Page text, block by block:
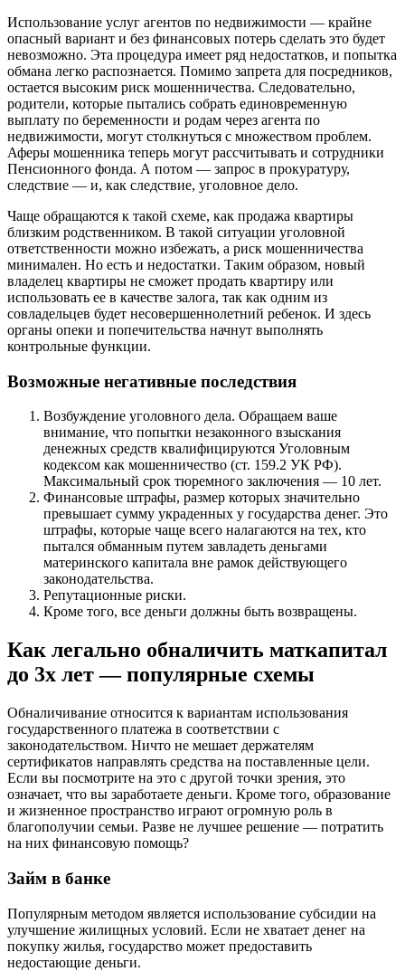
Использование услуг агентов по недвижимости — крайне
опасный вариант и без финансовых потерь сделать это будет
невозможно. Эта процедура имеет ряд недостатков, и попытка
обмана легко распознается. Помимо запрета для посредников,
остается высоким риск мошенничества. Следовательно,
родители, которые пытались собрать единовременную
выплату по беременности и родам через агента по
недвижимости, могут столкнуться с множеством проблем.
Аферы мошенника теперь могут рассчитывать и сотрудники
Пенсионного фонда. А потом — запрос в прокуратуру,
следствие — и, как следствие, уголовное дело.
Чаще обращаются к такой схеме, как продажа квартиры
близким родственником. В такой ситуации уголовной
ответственности можно избежать, а риск мошенничества
минимален. Но есть и недостатки. Таким образом, новый
владелец квартиры не сможет продать квартиру или
использовать ее в качестве залога, так как одним из
совладельцев будет несовершеннолетний ребенок. И здесь
органы опеки и попечительства начнут выполнять
контрольные функции.
Возможные негативные последствия
Возбуждение уголовного дела. Обращаем ваше
внимание, что попытки незаконного взыскания
денежных средств квалифицируются Уголовным
кодексом как мошенничество (ст. 159.2 УК РФ).
Максимальный срок тюремного заключения — 10 лет.
Финансовые штрафы, размер которых значительно
превышает сумму украденных у государства денег. Это
штрафы, которые чаще всего налагаются на тех, кто
пытался обманным путем завладеть деньгами
материнского капитала вне рамок действующего
законодательства.
Репутационные риски.
Кроме того, все деньги должны быть возвращены.
Как легально обналичить маткапитал
до 3х лет — популярные схемы
Обналичивание относится к вариантам использования
государственного платежа в соответствии с
законодательством. Ничто не мешает держателям
сертификатов направлять средства на поставленные цели.
Если вы посмотрите на это с другой точки зрения, это
означает, что вы заработаете деньги. Кроме того, образование
и жизненное пространство играют огромную роль в
благополучии семьи. Разве не лучшее решение — потратить
на них финансовую помощь?
Займ в банке
Популярным методом является использование субсидии на
улучшение жилищных условий. Если не хватает денег на
покупку жилья, государство может предоставить
недостающие деньги.